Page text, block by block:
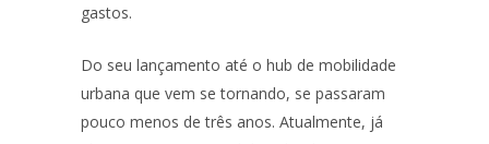
gastos.
Do seu lançamento até o hub de mobilidade
urbana que vem se tornando, se passaram
pouco menos de três anos. Atualmente, já